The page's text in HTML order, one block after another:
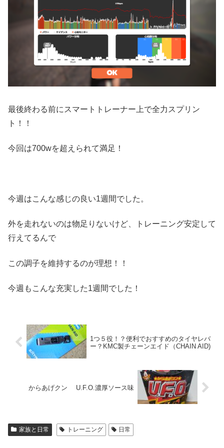
最後終わる前にスマートトレーナー上で全力スプリン
ト！！
今回は700wを超えられて満足！
今週はこんな感じの良い1週間でした。
外を走れないのは物足りないけど、トレーニング安定して
行えてるんで
この調子を維持するのが理想！！
今週もこんな充実した1週間でした！
1つ５役！？便利でおすすめのタイヤレバ
ー？KMC製チェーンエイド（CHAIN AID)
からあげクン U.F.O.濃厚ソース味
家族と日常 トレーニング 日常